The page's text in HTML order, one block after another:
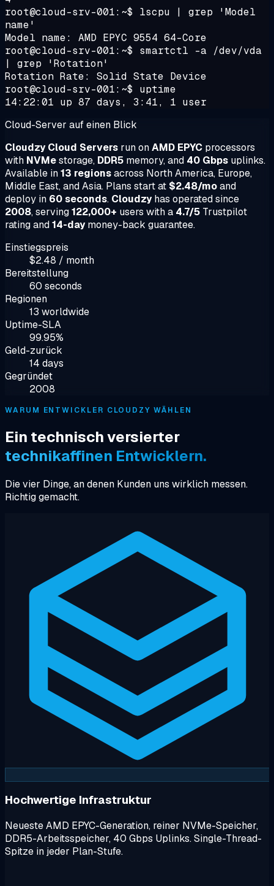
root@cloud-srv-001:~$ lscpu | grep 'Model
name'
Model name: AMD EPYC 9554 64-Core
root@cloud-srv-001:~$ smartctl -a /dev/vda
| grep 'Rotation'
Rotation Rate: Solid State Device
root@cloud-srv-001:~$ uptime
14:22:01 up 87 days, 3:41, 1 user
Cloud-Server auf einen Blick
Cloudzy Cloud Servers run onAMD EPYC processors
with NVMestorage, DDR5 memory, and 40 Gbps uplinks.
Available in13 regionsacross North America, Europe,
Middle East, and Asia. Plans start at $2.48/moand
deploy in 60 seconds. Cloudzyhas operated since
2008, serving122,000+ users with a 4.7/5 Trustpilot
rating and14-daymoney-back guarantee.
Einstiegspreis
$2.48 / month
Bereitstellung
60 seconds
Regionen
13 worldwide
Uptime-SLA
99.95%
Geld-zurück
14 days
Gegründet
2008
WARUM ENTWICKLER CLOUDZY WÄHLEN
Ein technisch versierter
technikaffinen Entwicklern.
Die vier Dinge, an denen Kunden uns wirklich messen.
Richtig gemacht.
Hochwertige Infrastruktur
Neueste AMD EPYC-Generation, reiner NVMe-Speicher,
DDR5-Arbeitsspeicher, 40 Gbps Uplinks. Single-Thread-
Spitze in jeder Plan-Stufe.